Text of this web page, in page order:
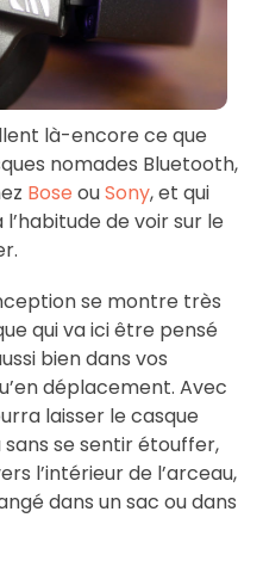
là-encore ce que
nomades Bluetooth,
Bose ouSony, et qui
de voir sur le
se montre très
qui va ici être pensé
bien dans vos
déplacement. Avec
laisser le casque
se sentir étouffer,
l’intérieur de l’arceau,
dans un sac ou dans